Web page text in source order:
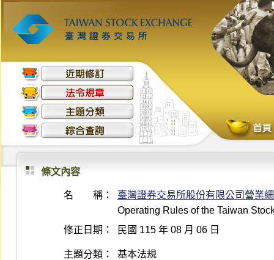
條文內容
名 稱：
臺灣證券交易所股份有限公司營業
Operating Rules of the Taiwan
修正日期：
民國 115 年 08 月 06 日
主題分類： 基本法規